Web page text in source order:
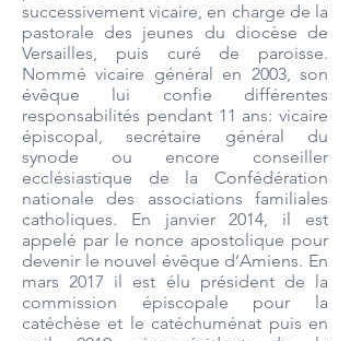
successivement vicaire, en charge de la
pastorale des jeunes du diocèse de
Versailles, puis curé de paroisse.
Nommé vicaire général en 2003, son
évêque lui confie différentes
responsabilités pendant 11 ans: vicaire
épiscopal, secrétaire général du
synode ou encore conseiller
ecclésiastique de la Confédération
nationale des associations familiales
catholiques. En janvier 2014, il est
appelé par le nonce apostolique pour
devenir le nouvel évêque d’Amiens. En
mars 2017 il est élu président de la
commission épiscopale pour la
catéchèse et le catéchuménat puis en